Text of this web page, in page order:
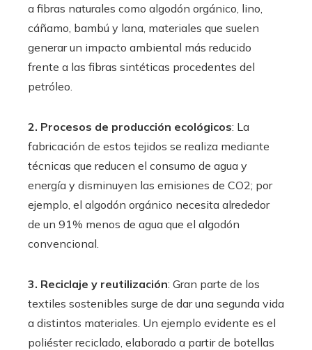
a fibras naturales como algodón orgánico, lino,
cáñamo, bambú y lana, materiales que suelen
generar un impacto ambiental más reducido
frente a las fibras sintéticas procedentes del
petróleo.
2. Procesos de producción ecológicos: La
fabricación de estos tejidos se realiza mediante
técnicas que reducen el consumo de agua y
energía y disminuyen las emisiones de CO2; por
ejemplo, el algodón orgánico necesita alrededor
de un 91% menos de agua que el algodón
convencional.
3. Reciclaje y reutilización: Gran parte de los
textiles sostenibles surge de dar una segunda vida
a distintos materiales. Un ejemplo evidente es el
poliéster reciclado, elaborado a partir de botellas